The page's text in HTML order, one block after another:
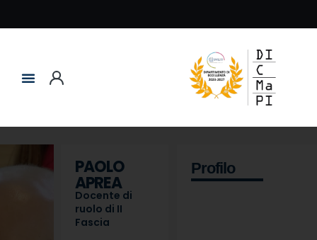
PAOLO
APREA
Docente di
ruolo di II
Fascia
Profilo